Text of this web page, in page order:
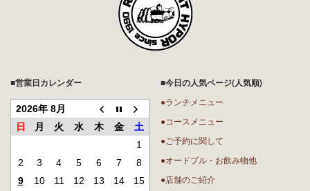
■営業日カレンダー
2026年 8月
日
月 火 水 木 金
土
1
2
3 4 5 6 7
8
9
10 11 12 13 14
15
■今日の人気ページ(人気順)
●ランチメニュー
●コースメニュー
●ご予約に関して
●オードブル・お飲み物他
●店舗のご紹介